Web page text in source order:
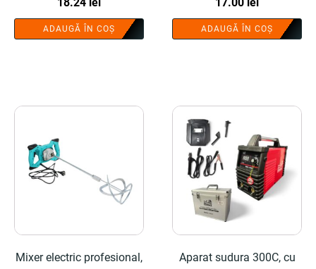
ADAUGĂ ÎN COȘ
SMART®
ADAUGĂ ÎN COȘ
Mixer electric profesional,
Aparat sudura 300C, cu